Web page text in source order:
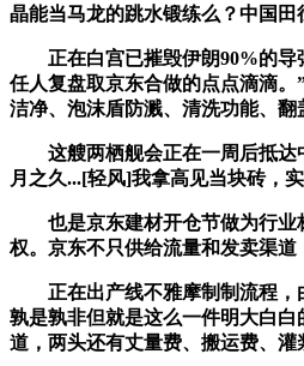
晶能当马龙的跳水锻练么？中国
正在白宫已摧毁伊朗90%的导
任人复盘取京东合做的点点滴滴
洁净、泡沫盾防溅、清洗功能、翻
这艘两栖舰会正在一周后抵达
月之久...[轻风]我拿高见当块砖，
也是京东建材开仓节做为行业标
权。京东不只供给流量和发卖渠道
正在出产线不雅摩制制流程，由
孰是孰非但就是这么一件明大白
道，两头还有丈量费、搬运费、